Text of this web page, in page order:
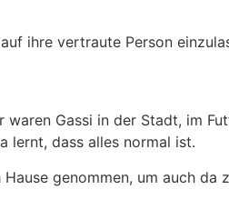
ihre vertraute Person
Gassi in der Stadt, im
lernt, dass alles normal ist.
genommen, um auch da